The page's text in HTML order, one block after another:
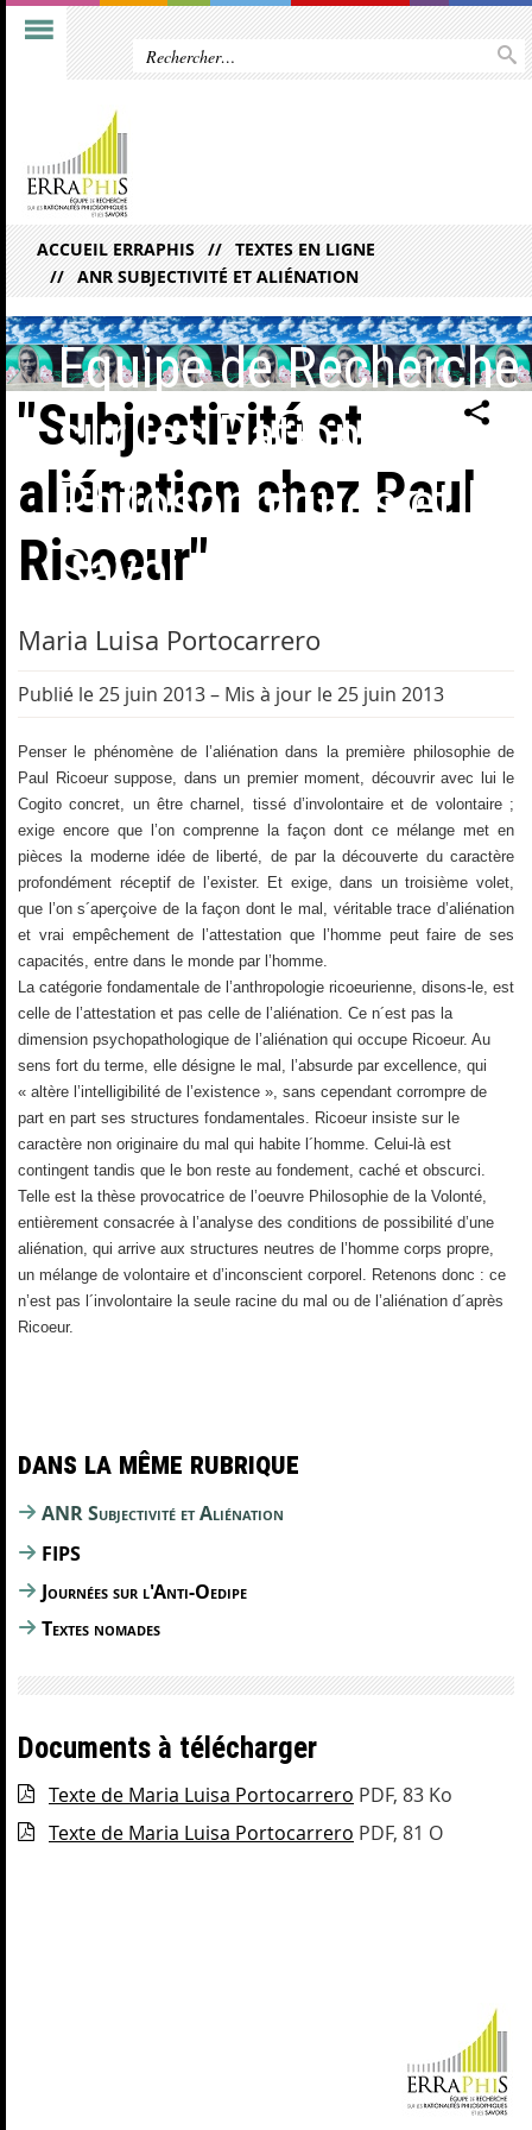
ACCUEIL ERRAPHIS
TEXTES EN LIGNE
ANR SUBJECTIVITÉ ET ALIÉNATION
Equipe de Recherche
sur les Rationalités
Philosophiques et les
Savoirs (ERRAPHIS)
"Subjectivité et
aliénation chez Paul
Ricoeur"
Maria Luisa Portocarrero
Publié le 25 juin 2013– Mis à jour le 25 juin 2013
Penser le phénomène de l’aliénation dans la première philosophie de
Paul Ricoeur suppose, dans un premier moment, découvrir avec lui le
Cogito concret, un être charnel, tissé d’involontaire et de volontaire ;
exige encore que l’on comprenne la façon dont ce mélange met en
pièces la moderne idée de liberté, de par la découverte du caractère
profondément réceptif de l’exister. Et exige, dans un troisième volet,
que l’on s´aperçoive de la façon dont le mal, véritable trace d’aliénation
et vrai empêchement de l’attestation que l’homme peut faire de ses
capacités, entre dans le monde par l’homme.
La catégorie fondamentale de l’anthropologie ricoeurienne, disons-le, est
celle de l’attestation et pas celle de l’aliénation. Ce n´est pas la
dimension psychopathologique de l’aliénation qui occupe Ricoeur. Au
sens fort du terme, elle désigne le mal, l’absurde par excellence, qui
« altère l’intelligibilité de l’existence », sans cependant corrompre de
part en part ses structures fondamentales. Ricoeur insiste sur le
caractère non originaire du mal qui habite l´homme. Celui-là est
contingent tandis que le bon reste au fondement, caché et obscurci.
Telle est la thèse provocatrice de l’oeuvre Philosophie de la Volonté,
entièrement consacrée à l’analyse des conditions de possibilité d’une
aliénation, qui arrive aux structures neutres de l’homme corps propre,
un mélange de volontaire et d’inconscient corporel. Retenons donc : ce
n’est pas l´involontaire la seule racine du mal ou de l’aliénation d´après
Ricoeur.
Dans la même rubrique
ANR Subjectivité et Aliénation
FIPS
Journées sur l'Anti-Oedipe
Textes nomades
Documents à télécharger
Texte de Maria Luisa Portocarrero PDF, 83 Ko
Texte de Maria Luisa Portocarrero PDF, 81 O